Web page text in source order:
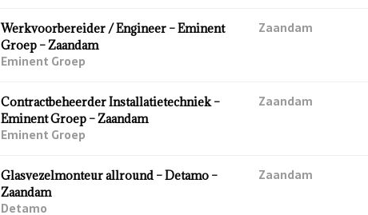
Werkvoorbereider / Engineer – Eminent
Groep – Zaandam
Eminent Groep
Zaandam
Contractbeheerder Installatietechniek –
Eminent Groep – Zaandam
Eminent Groep
Zaandam
Glasvezelmonteur allround – Detamo –
Zaandam
Detamo
Zaandam